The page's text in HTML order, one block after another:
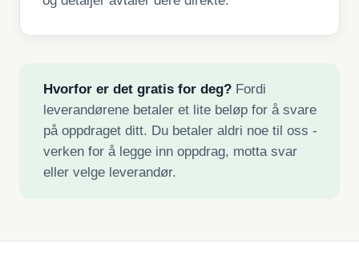
Hvorfor er det gratis for deg?Fordi
leverandørene betaler et lite beløp for å svare
på oppdraget ditt. Du betaler aldri noe til oss -
verken for å legge inn oppdrag, motta svar
eller velge leverandør.